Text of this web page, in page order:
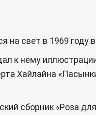
свет в 1969 году
к нему
Хайлайна
сборник «Роза